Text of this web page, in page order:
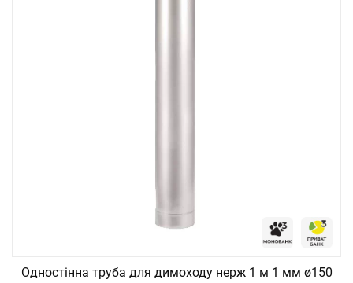
Одностінна труба для димоходу нерж 1 м 1 мм ø150